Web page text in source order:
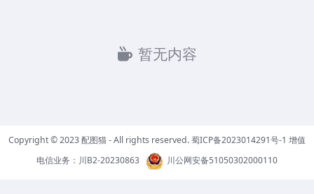
暂无内容
Copyright © 2023配图猫- All rights reserved.蜀ICP备2023014291号-1 增值
电信业务： 川B2-20230863 川公网安备51050302000110